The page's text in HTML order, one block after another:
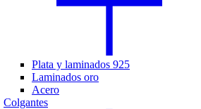
Plata y laminados 925
Laminados oro
Acero
Colgantes